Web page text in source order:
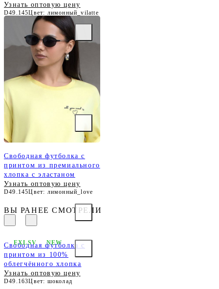
Узнать оптовую цену
D49.145Цвет: лимонный_vilatte
Свободная футболка с
принтом из премиального
хлопка с эластаном
Узнать оптовую цену
D49.145Цвет: лимонный_love
ВЫ РАНЕЕ СМОТРЕЛИ
Свободная футболка с
принтом из 100%
облегчённого хлопка
Узнать оптовую цену
D49.163Цвет: шоколад
EXLSV NEW